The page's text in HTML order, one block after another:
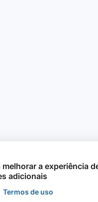
a experiência
adicionais
Termos de uso